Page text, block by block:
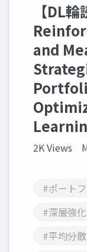
【DL
and
2K Views
#ポート
#深層強
#平均分